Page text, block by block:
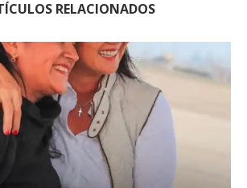
RELACIONADOS